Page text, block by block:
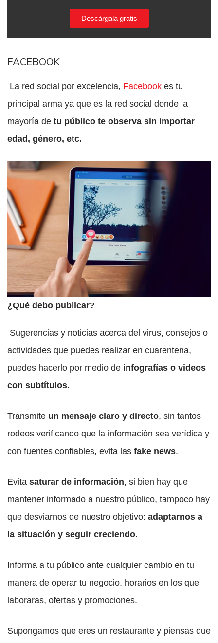
Descárgala gratis
FACEBOOK
La red social por excelencia, Facebook es tu
principal arma ya que es la red social donde la
mayoría de tu público te observa sin importar
edad, género, etc.
¿Qué debo publicar?
Sugerencias y noticias acerca del virus, consejos o
actividades que puedes realizar en cuarentena,
puedes hacerlo por medio de infografías o videos
con subtítulos.
Transmite un mensaje claro y directo, sin tantos
rodeos verificando que la información sea verídica y
con fuentes confiables, evita las fake news.
Evita saturar de información, si bien hay que
mantener informado a nuestro público, tampoco hay
que desviarnos de nuestro objetivo: adaptarnos a
la situación y seguir creciendo.
Informa a tu público ante cualquier cambio en tu
manera de operar tu negocio, horarios en los que
laboraras, ofertas y promociones.
Supongamos que eres un restaurante y piensas que